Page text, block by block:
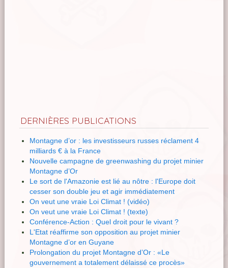
DERNIÈRES PUBLICATIONS
Montagne d’or : les investisseurs russes réclament 4
milliards € à la France
Nouvelle campagne de greenwashing du projet minier
Montagne d’Or
Le sort de l'Amazonie est lié au nôtre : l'Europe doit
cesser son double jeu et agir immédiatement
On veut une vraie Loi Climat ! (vidéo)
On veut une vraie Loi Climat ! (texte)
Conférence-Action : Quel droit pour le vivant ?
L'Etat réaffirme son opposition au projet minier
Montagne d’or en Guyane
Prolongation du projet Montagne d’Or : «Le
gouvernement a totalement délaissé ce procès»